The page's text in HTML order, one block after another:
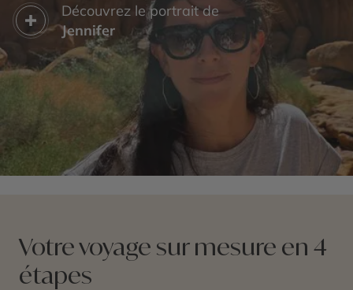
Découvrez le portrait de
Jennifer
Votre voyage sur mesure en 4
étapes